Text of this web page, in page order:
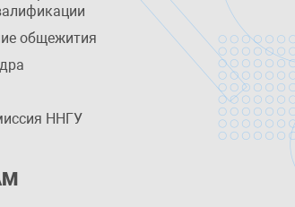
общежития
ННГУ